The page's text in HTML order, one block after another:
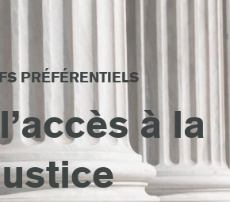
PRÉFÉRENTIELS
à la